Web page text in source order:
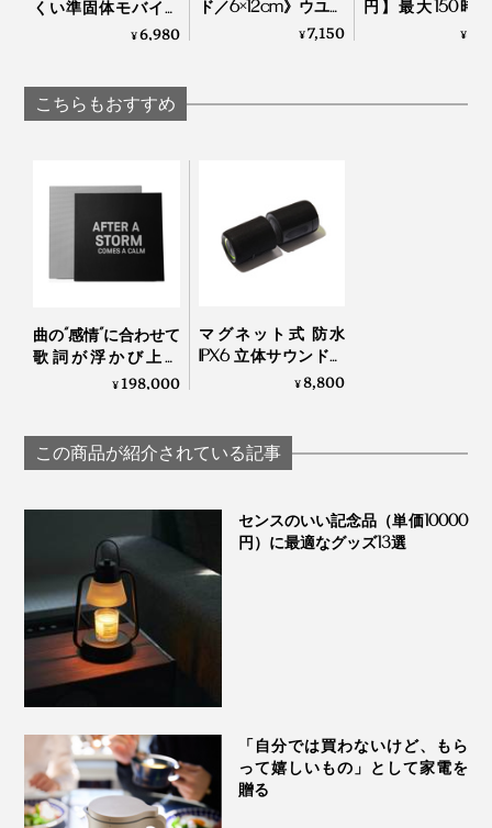
裏面に強力な粘着シールが付いている「スタンドプレー
ト」も付属しており、固定したい壁やデスクまわりなど
本品は、IPX4の「防滴・防塵仕様」。防水ではないた
め、水中での使用や、多量の雨や水しぶきに対して防水
性能はありませんが、軽い雨や水滴が当たる程度なら
OK！
屋外でも気軽に使えます。
・着信拒否／長押し2秒
化は5クリックなど、使い慣れれば操作もスムーズ。
ーズの「チャージリング」を使えば、約2〜2.5時間の高
速充電でフルチャージに。充電しながらの音楽再生も
等の機器とUSB ケーブルで接続しても、機器に保存さ
れた楽曲を再生することはできません。
ているおそれがあります。Bluetooth 接続機器の設定を
一度ご確認の上、お問い合わせください。
が ON になっている）
Q：水中でも使用できますか？
A：本製品は「防滴仕様」です。防水仕様ではありませ
んので、水中で使用するなど、多量の水がかかる環境で
のご使用はおやめください。
Q：ワイヤレス充電対応ですか？
ワ イヤレス充電を使用する場合は「MaGdgetチャージ
リング」が必要となります。
Q：モバイルバッテリーとしての機能はありますか？
A：本製品はリチウムイオン電池を内蔵しております
Q：光を消すことはできますか？
A：消灯機能は搭載しておりません。
A：MagSafe 対応ケースであれば、問題なく使用可能で
す。MagSafe 非対応のケースでも、分厚いケース（約
2mm以上）や特殊な形状のケースなど一部を除いて使用
可能ですが、磁力による吸着は弱くなります。
Q：Speakerで音量調整はできますか？
A：音量調整機能は搭載しておりません。Bluetooth 接続
機器で音量調整してください。
Q：デュアル接続ができません
A：TWS 機能がOFFの状態では、デュアル接続はできま
せん。詳しくは、本取扱説明書に記載の「デュアル接
続」をご覧ください。
くい準固体モバイル
バッテリー
¥6,980
ド／6×12cm》ウユニ
塩湖の夜をわが家に
¥7,150
円】最大150時
点灯、スマホ充
¥
こちらもおすすめ
曲の“感情”に合わせて
歌詞が浮かび上が
る！インテリアに溶
Speaker Canvas
¥198,000
マグネット式 防水
IPX6 立体サウンドの
Bluetooth デュアル ス
¥8,800
この商品が紹介されている記事
センスのいい記念品（単価10000
円）に最適なグッズ13選
「自分では買わないけど、もら
って嬉しいもの」として家電を
贈る